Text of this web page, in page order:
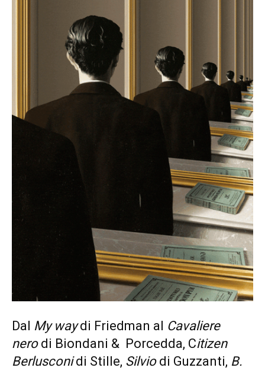
Dal My waydi Friedman al Cavaliere
nerodi Biondani & Porcedda, Citizen
Berlusconidi Stille, Silviodi Guzzanti, B.